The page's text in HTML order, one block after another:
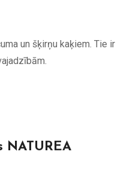
un šķirņu kaķiem. Tie ir
NATUREA